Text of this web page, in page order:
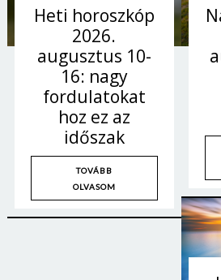
Heti horoszkóp
2026.
augusztus 10-
16: nagy
fordulatokat
hoz ez az
időszak
TOVÁBB
OLVASOM